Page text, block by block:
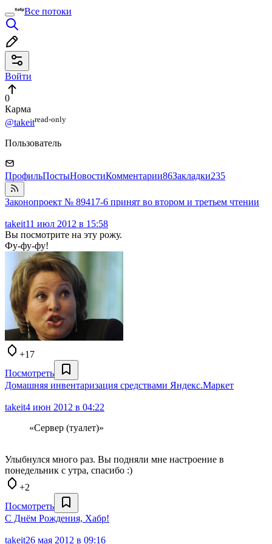
Все потоки
Войти
0
Карма
@takeitread⁠-⁠only
Пользователь
ПрофильПостыНовостиКомментарии86Закладки235
Законопроект № 89417-6 принят во втором и третьем чтении
takeit11 июл 2012 в 15:58
Вы посмотрите на эту рожу.
Фу-фу-фу!
+17
Посмотреть
Домашняя инвентаризация средствами Яндекс.Маркет
takeit4 июн 2012 в 04:22
«Сервер (туалет)»
Улыбнулся много раз. Вы подняли мне настроение в
понедельник с утра, спасибо :)
+2
Посмотреть
С Днём Рождения, Хабр!
takeit26 мая 2012 в 09:16